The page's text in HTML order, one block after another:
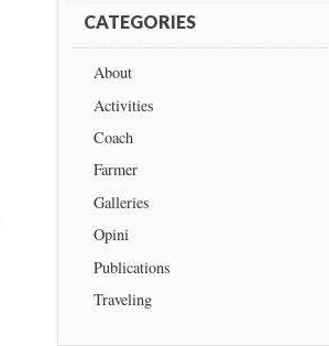
CATEGORIES
About
Activities
Coach
Farmer
Galleries
Opini
Publications
Traveling